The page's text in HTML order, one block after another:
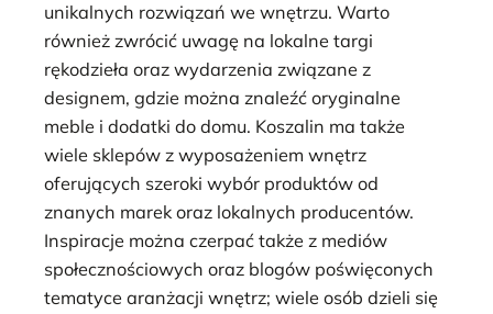
unikalnych rozwiązań we wnętrzu. Warto
również zwrócić uwagę na lokalne targi
rękodzieła oraz wydarzenia związane z
designem, gdzie można znaleźć oryginalne
meble i dodatki do domu. Koszalin ma także
wiele sklepów z wyposażeniem wnętrz
oferujących szeroki wybór produktów od
znanych marek oraz lokalnych producentów.
Inspiracje można czerpać także z mediów
społecznościowych oraz blogów poświęconych
tematyce aranżacji wnętrz; wiele osób dzieli się